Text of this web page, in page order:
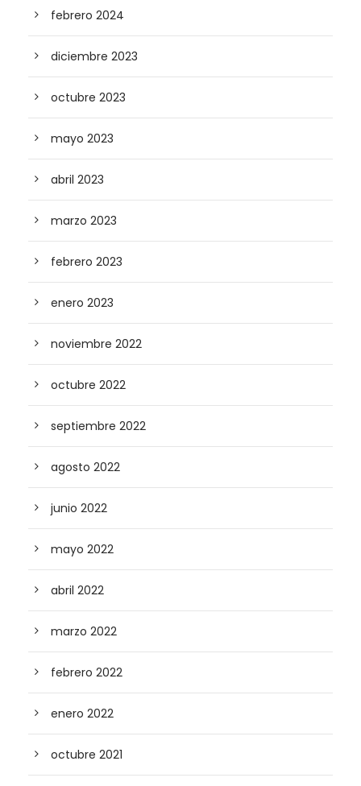
febrero 2024
diciembre 2023
octubre 2023
mayo 2023
abril 2023
marzo 2023
febrero 2023
enero 2023
noviembre 2022
octubre 2022
septiembre 2022
agosto 2022
junio 2022
mayo 2022
abril 2022
marzo 2022
febrero 2022
enero 2022
octubre 2021